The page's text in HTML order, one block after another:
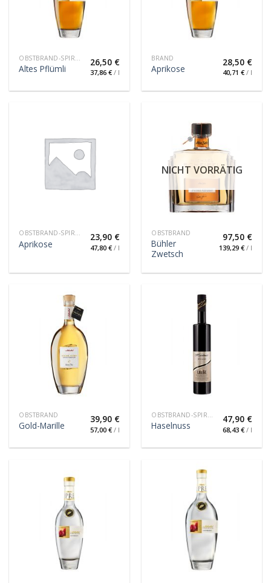
OBSTBRAND-SPIRITUOSE
Altes Pflümli
26,50 €
37,86 €/ l
BRAND
Aprikose
28,50 €
40,71 €/ l
OBSTBRAND-SPIRITUOSE
Aprikose
23,90 €
47,80 €/ l
NICHT VORRÄTIG
OBSTBRAND
Bühler
Zwetsch
97,50 €
139,29 €/ l
OBSTBRAND
Gold-Marille
39,90 €
57,00 €/ l
OBSTBRAND-SPIRITUOSE
Haselnuss
47,90 €
68,43 €/ l